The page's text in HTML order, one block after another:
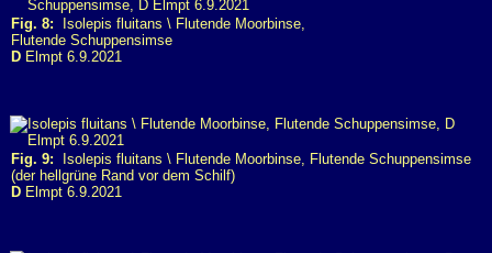
Fig. 8: Isolepis fluitans \ Flutende Moorbinse,
Flutende Schuppensimse
D Elmpt 6.9.2021
Fig. 9: Isolepis fluitans \ Flutende Moorbinse, Flutende Schuppensimse
(der hellgrüne Rand vor dem Schilf)
D Elmpt 6.9.2021